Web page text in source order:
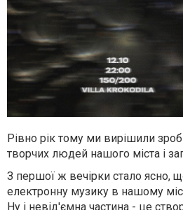
Рівно рік тому ми вирішили
творчих людей нашого міста і
З першої ж вечірки стало ясно,
електронну музику в нашому
Ну і невід'ємна частина - це